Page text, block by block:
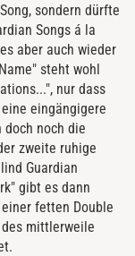
sondern dürfte
Songs á la
aber auch wieder
steht wohl
nur dass
eingängigere
doch noch die
zweite ruhige
Guardian
gibt es dann
fetten Double
des mittlerweile